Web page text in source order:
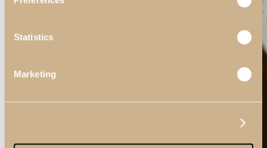
Statistics
Marketing